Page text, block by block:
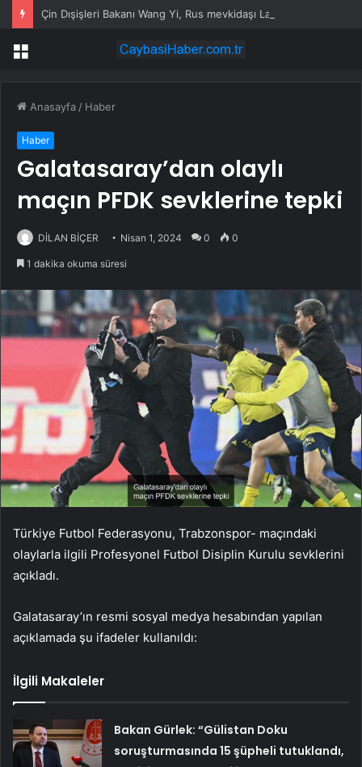
Menü
Anasayfa / Haber
Haber
Galatasaray’dan olaylı
maçın PFDK sevklerine tepki
DİLAN BİÇER Nisan 1, 2024 0 0
1 dakika okuma süresi
Türkiye Futbol Federasyonu, Trabzonspor- maçındaki
olaylarla ilgili Profesyonel Futbol Disiplin Kurulu sevklerini
açıkladı.
Galatasaray’ın resmi sosyal medya hesabından yapılan
açıklamada şu ifadeler kullanıldı:
İlgili Makaleler
Bakan Gürlek: “Gülistan Doku
soruşturmasında 15 şüpheli tutuklandı,